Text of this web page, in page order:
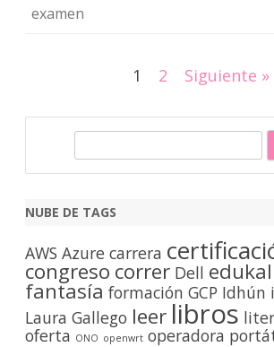
examen
entradas
1 2 Siguiente »
c
r
NUBE DE TAGS
AWS Azure carrera
congreso correr Dell
fantasía formación GCP Idhún
Laura Gallego leer libros
oferta ONO openwrt operadora